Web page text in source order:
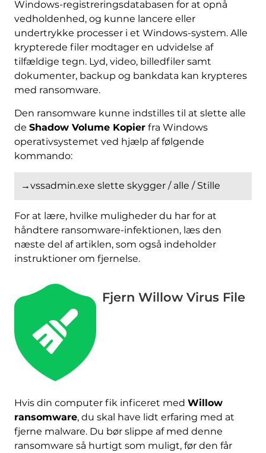
Windows-registreringsdatabasen for at opnå
vedholdenhed, og kunne lancere eller
undertrykke processer i et Windows-system. Alle
krypterede filer modtager en udvidelse af
tilfældige tegn. Lyd, video, billedfiler samt
dokumenter, backup og bankdata kan krypteres
med ransomware.
Den ransomware kunne indstilles til at slette alle
de Shadow Volume Kopierfra Windows
operativsystemet ved hjælp af følgende
kommando:
→vssadmin.exe slette skygger / alle / Stille
For at lære, hvilke muligheder du har for at
håndtere ransomware-infektionen, læs den
næste del af artiklen, som også indeholder
instruktioner om fjernelse.
Fjern Willow Virus File
Hvis din computer fik inficeret med Willow
ransomware, du skal have lidt erfaring med at
fjerne malware. Du bør slippe af med denne
ransomware så hurtigt som muligt, før den får